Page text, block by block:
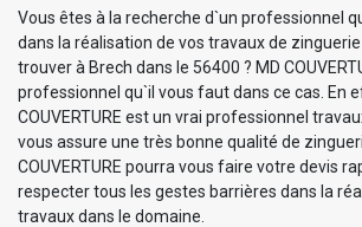
Vous êtes à la recherche d`un professionnel
dans la réalisation de vos travaux de
trouver à Brech dans le 56400 ? MD
professionnel qu`il vous faut dans ce cas. En
COUVERTURE est un vrai professionnel
vous assure une très bonne qualité de
COUVERTURE pourra vous faire votre devis
respecter tous les gestes barrières dans la
travaux dans le domaine.